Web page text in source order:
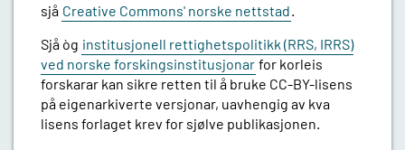
sjå Creative Commons' norske nettstad
Sjå òg institusjonell rettighetspolitikk (RRS, IRRS)
ved norske forskingsinstitusjonar for korleis
forskarar kan sikre retten til å bruke CC-BY-lisens
på eigenarkiverte versjonar, uavhengig av kva
lisens forlaget krev for sjølve publikasjonen.